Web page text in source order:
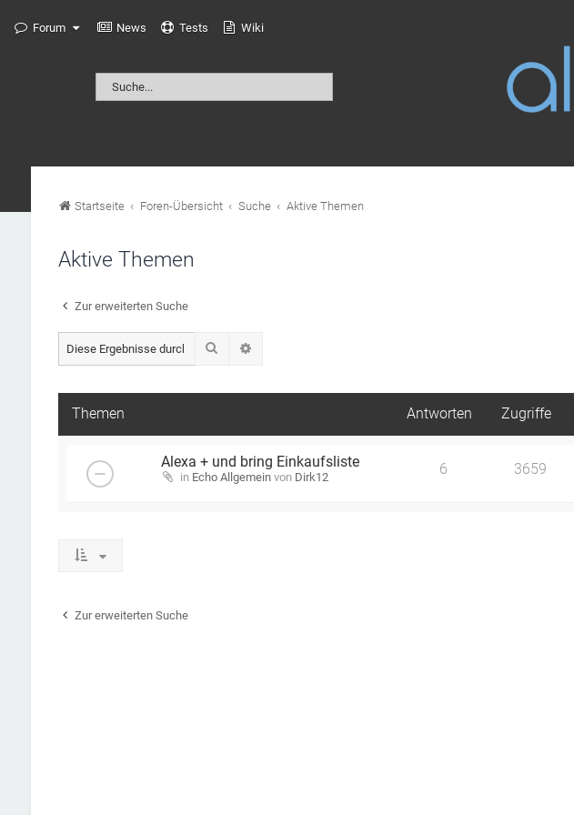
Forum News Tests Wiki
Startseite Foren-Übersicht Suche Aktive Themen
Aktive Themen
Zur erweiterten Suche
Suche
Themen Antworten Zugriffe
Alexa + und bring Einkaufsliste
in Echo Allgemeinvon Dirk12 6 3659
Zur erweiterten Suche